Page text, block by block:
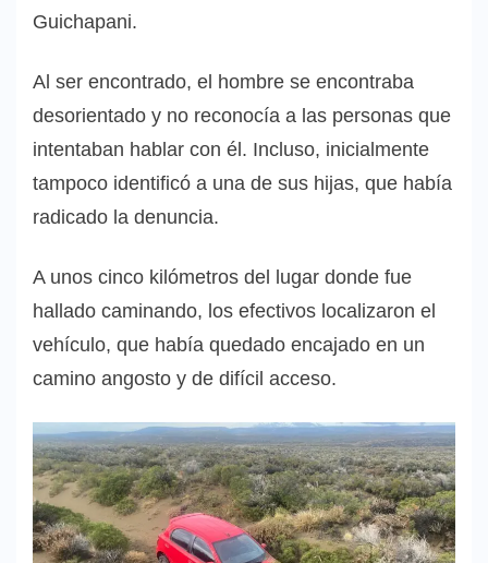
Guichapani.
Al ser encontrado, el hombre se encontraba
desorientado y no reconocía a las personas que
intentaban hablar con él. Incluso, inicialmente
tampoco identificó a una de sus hijas, que había
radicado la denuncia.
A unos cinco kilómetros del lugar donde fue
hallado caminando, los efectivos localizaron el
vehículo, que había quedado encajado en un
camino angosto y de difícil acceso.